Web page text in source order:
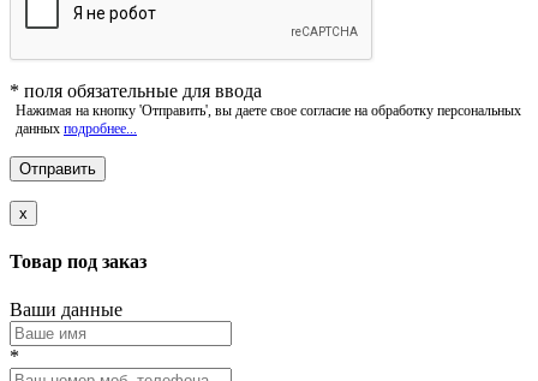
* поля обязательные для ввода
Нажимая на кнопку 'Отправить', вы даете свое согласие на обработку персональных
данных подробнее...
x
Товар под заказ
Ваши данные
*